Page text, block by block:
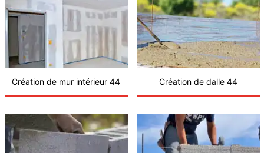
Création de mur intérieur 44 Création de dalle 44